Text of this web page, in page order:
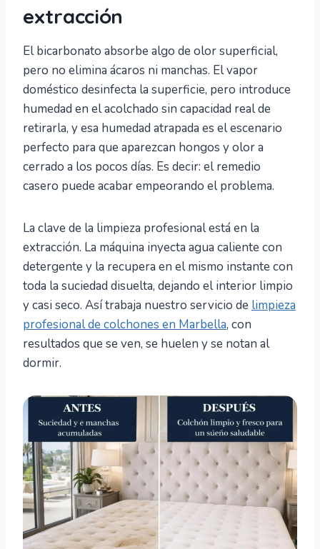
extracción
El bicarbonato absorbe algo de olor superficial,
pero no elimina ácaros ni manchas. El vapor
doméstico desinfecta la superficie, pero introduce
humedad en el acolchado sin capacidad real de
retirarla, y esa humedad atrapada es el escenario
perfecto para que aparezcan hongos y olor a
cerrado a los pocos días. Es decir: el remedio
casero puede acabar empeorando el problema.
La clave de la limpieza profesional está en la
extracción. La máquina inyecta agua caliente con
detergente y la recupera en el mismo instante con
toda la suciedad disuelta, dejando el interior limpio
y casi seco. Así trabaja nuestro servicio de limpieza
profesional de colchones en Marbella, con
resultados que se ven, se huelen y se notan al
dormir.